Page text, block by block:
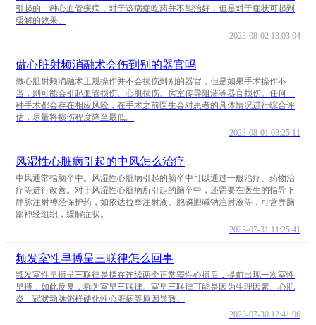
引起的一种心血管疾病，对于该病症吃药并不能治好，但是对于症状可起到
缓解的效果。
2023-08-02 13:03:04
做心脏射频消融术会伤到别的器官吗
做心脏射频消融术正规操作并不会损伤到别的器官，但是如果手术操作不
当，则可能会引起血管损伤、心肌损伤、房室传导阻滞等器官损伤。任何一
种手术都会存在相应风险，在手术之前医生会对患者的具体情况进行综合评
估，尽量将损伤程度降至最低。
2023-08-01 08:25:11
风湿性心脏病引起的中风怎么治疗
中风通常指脑卒中。风湿性心脏病引起的脑卒中可以通过一般治疗、药物治
疗等进行改善。对于风湿性心脏病所引起的脑卒中，还需要在医生的指导下
静脉注射神经保护药，如依达拉奉注射液、胞磷胆碱钠注射液等，可营养脑
部神经组织，缓解症状。
2023-07-31 11:25:41
频发室性早搏呈三联律怎么回事
频发室性早搏呈三联律是指在连续两个正常窦性心搏后，提前出现一次室性
早搏，如此反复，称为室早三联律。室早三联律可能是因为生理因素、心肌
炎、冠状动脉粥样硬化性心脏病等原因导致。
2023-07-30 12:41:06